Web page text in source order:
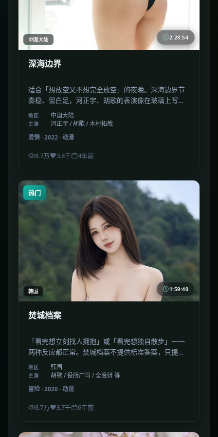
中国大陆 2:28:54
深海边界
适合「想放空又不想完全放空」的夜晚。深海边界节
奏稳、留白足，河正宇、胡歌的表演像在玻璃上写字
——清晰，又易碎。
地区 中国大陆
主演
河正宇 / 胡歌 / 木村拓哉
爱情 ·2022 ·动漫
8.7万 3.8千 4年前
热门
韩国 1:59:40
焚城档案
「看完想立刻找人拥抱」或「看完想独自散步」——
两种反应都正常。焚城档案不提供标准答案，只提供
情绪余震。
地区 韩国
主演
胡歌 / 役所广司 / 全度妍 等
冒险 ·2020 ·动漫
8.7万 3.7千 6年前